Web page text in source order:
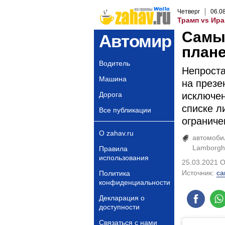
Четверг 06.
Трамп vs
Автомир
Водитель
Машина
Дорога
Все публикации
О zahav.ru
Правила
использования
Политика
конфиденциальности
Декларация о
доступности
Связаться с нами
на
списке
25.03.2021
Источник: